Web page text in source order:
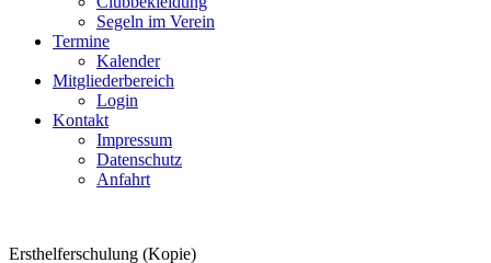
Segeln im Verein
Termine
Kalender
Mitgliederbereich
Login
Kontakt
Impressum
Datenschutz
Anfahrt
Ersthelferschulung (Kopie)